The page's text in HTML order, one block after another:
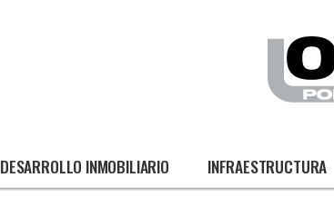
DESARROLLO INMOBILIARIO INFRAESTRUCTURA